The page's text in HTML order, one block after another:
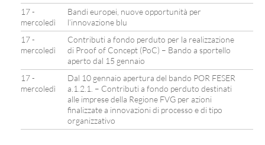
17 -
mercoledì
Bandi europei, nuove opportunità per
l’innovazione blu
17 -
mercoledì
Contributi a fondo perduto per la realizzazione
di Proof of Concept (PoC) – Bando a sportello
aperto dal 15 gennaio
17 -
mercoledì
Dal 10 gennaio apertura del bando POR FESER
a.1.2.1. – Contributi a fondo perduto destinati
alle imprese della Regione FVG per azioni
finalizzate a innovazioni di processo e di tipo
organizzativo